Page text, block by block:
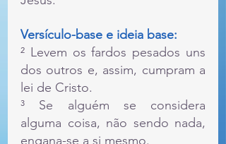
Versículo-base e ideia base:
² Levem os fardos pesados uns
dos outros e, assim, cumpram a
lei de Cristo.
³ Se alguém se considera
alguma coisa, não sendo nada,
engana-se a si mesmo.